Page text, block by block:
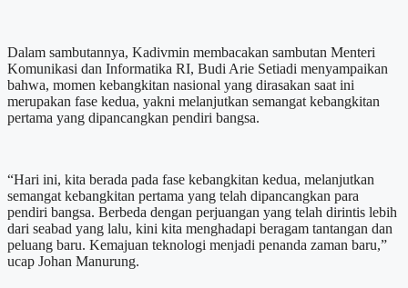
Dalam sambutannya, Kadivmin membacakan sambutan Menteri
Komunikasi dan Informatika RI, Budi Arie Setiadi menyampaikan
bahwa, momen kebangkitan nasional yang dirasakan saat ini
merupakan fase kedua, yakni melanjutkan semangat kebangkitan
pertama yang dipancangkan pendiri bangsa.
“Hari ini, kita berada pada fase kebangkitan kedua, melanjutkan
semangat kebangkitan pertama yang telah dipancangkan para
pendiri bangsa. Berbeda dengan perjuangan yang telah dirintis lebih
dari seabad yang lalu, kini kita menghadapi beragam tantangan dan
peluang baru. Kemajuan teknologi menjadi penanda zaman baru,”
ucap Johan Manurung.